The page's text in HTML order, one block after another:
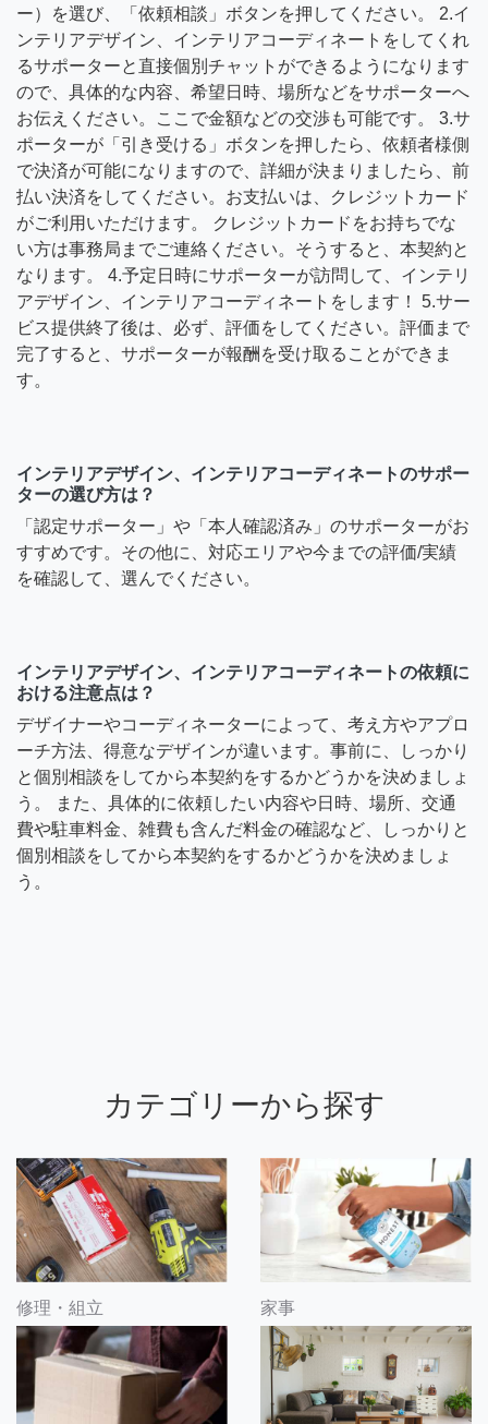
ー）を選び、「依頼相談」ボタンを押してください。 2.イ
ンテリアデザイン、インテリアコーディネートをしてくれ
るサポーターと直接個別チャットができるようになります
ので、具体的な内容、希望日時、場所などをサポーターへ
お伝えください。ここで金額などの交渉も可能です。 3.サ
ポーターが「引き受ける」ボタンを押したら、依頼者様側
で決済が可能になりますので、詳細が決まりましたら、前
払い決済をしてください。お支払いは、クレジットカード
がご利用いただけます。 クレジットカードをお持ちでな
い方は事務局までご連絡ください。そうすると、本契約と
なります。 4.予定日時にサポーターが訪問して、インテリ
アデザイン、インテリアコーディネートをします！ 5.サー
ビス提供終了後は、必ず、評価をしてください。評価まで
完了すると、サポーターが報酬を受け取ることができま
す。
インテリアデザイン、インテリアコーディネートのサポー
ターの選び方は？
「認定サポーター」や「本人確認済み」のサポーターがお
すすめです。その他に、対応エリアや今までの評価/実績
を確認して、選んでください。
インテリアデザイン、インテリアコーディネートの依頼に
おける注意点は？
デザイナーやコーディネーターによって、考え方やアプロ
ーチ方法、得意なデザインが違います。事前に、しっかり
と個別相談をしてから本契約をするかどうかを決めましょ
う。 また、具体的に依頼したい内容や日時、場所、交通
費や駐車料金、雑費も含んだ料金の確認など、しっかりと
個別相談をしてから本契約をするかどうかを決めましょ
う。
カテゴリーから探す
修理・組立 家事